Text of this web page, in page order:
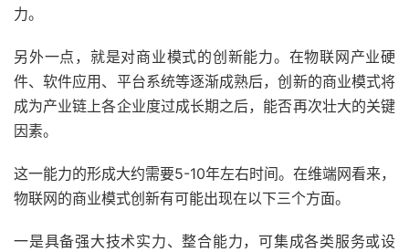
力。
另外一点，就是对商业模式的创新能力。在物联网产业硬
件、软件应用、平台系统等逐渐成熟后，创新的商业模式将
成为产业链上各企业度过成长期之后，能否再次壮大的关键
因素。
这一能力的形成大约需要5-10年左右时间。在维端网看来，
物联网的商业模式创新有可能出现在以下三个方面。
一是具备强大技术实力、整合能力，可集成各类服务或设